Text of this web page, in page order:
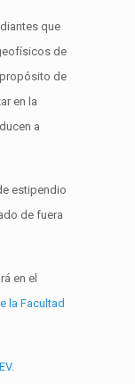
que
de
de
en la
a
estipendio
de fuera
en el
la Facultad
.